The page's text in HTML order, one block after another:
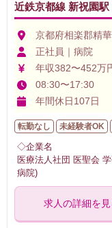
近鉄京都線 新祝園駅
京都府相楽郡精
正社員｜病院
年収382〜452万
08:30〜17:30
年間休日107日
転勤なし 未経験者OK
◇企業名
医療法人社団 医聖会
病院)
求人の詳細を見